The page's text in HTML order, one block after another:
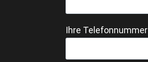
Ihre Telefonnummer